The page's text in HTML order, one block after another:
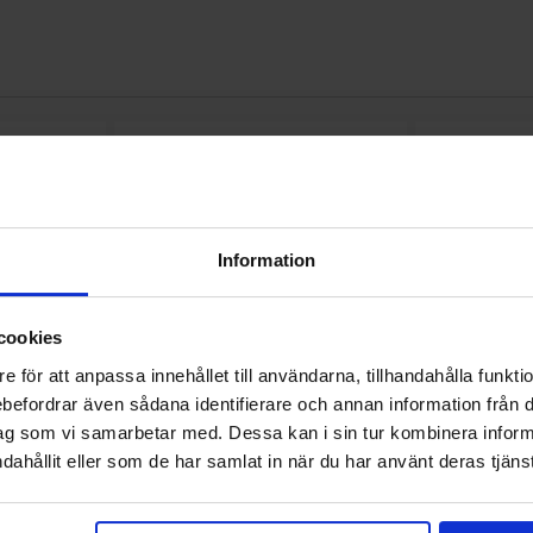
Information
för att anpassa innehållet till användarna, tillhandahålla
även sådana identifierare och annan information från
som vi samarbetar med. Dessa kan i sin tur kombinera
eller som de har samlat in när du har använt deras
1.5A
L7815CV TO-220
Spänningsregulator 15V 1A
AntalPris /st
1-till
3 st
5.50 SEK
Makera
AntalPris /st
1-till
3 st